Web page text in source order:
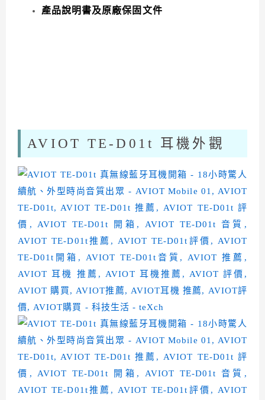
產品說明書及原廠保固文件
AVIOT TE-D01t 耳機外觀